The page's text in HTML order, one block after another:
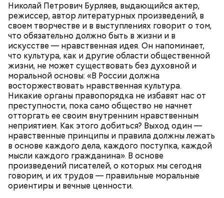
Николай Петрович Бурляев, выдающийся актер,
режиссер, автор литературных произведений, в
своем творчестве и в выступлениях говорит о том,
что обязательно должно быть в жизни и в
искусстве — нравственная идея. Он напоминает,
что культура, как и другие области общественной
жизни, не может существовать без духовной и
моральной основы: «В России должна
восторжествовать нравственная культура.
Никакие органы правопорядка не избавят нас от
преступности, пока само общество не начнет
отторгать ее своим внутренним нравственным
неприятием. Как этого добиться? Выход один —
нравственные принципы и правила должны лежать
в основе каждого дела, каждого поступка, каждой
мысли каждого гражданина». В основе
произведений писателей, о которых мы сегодня
говорим, и их трудов — правильные моральные
ориентиры и вечные ценности.
Кабачки — 1,5 кг.
Помидоры среднего размера — 2 шт.
Томатная паста — 1 ст. ложка с горкой.
Подсолнечное масло — 70 мл.
Морковь — 2 шт.
Чеснок — 3 зубчика.
Сахар — 2 ст. ложки.
Лук репчатый — 1 шт.
Перец душистый горошком — 5 шт.
Лавровый лист — 1 шт.
Уксус столовый 9% — 1 ч. ложка.